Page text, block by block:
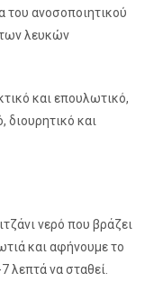
του ανοσοποιητικού
λευκών
και επουλωτικό,
διουρητικό και
νερό που βράζει
και αφήνουμε το
λεπτά να σταθεί.